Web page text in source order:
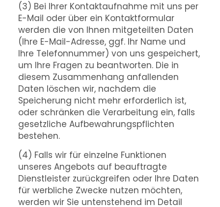
(3) Bei Ihrer Kontaktaufnahme mit uns per
E-Mail oder über ein Kontaktformular
werden die von Ihnen mitgeteilten Daten
(Ihre E-Mail-Adresse, ggf. Ihr Name und
Ihre Telefonnummer) von uns gespeichert,
um Ihre Fragen zu beantworten. Die in
diesem Zusammenhang anfallenden
Daten löschen wir, nachdem die
Speicherung nicht mehr erforderlich ist,
oder schränken die Verarbeitung ein, falls
gesetzliche Aufbewahrungspflichten
bestehen.
(4) Falls wir für einzelne Funktionen
unseres Angebots auf beauftragte
Dienstleister zurückgreifen oder Ihre Daten
für werbliche Zwecke nutzen möchten,
werden wir Sie untenstehend im Detail